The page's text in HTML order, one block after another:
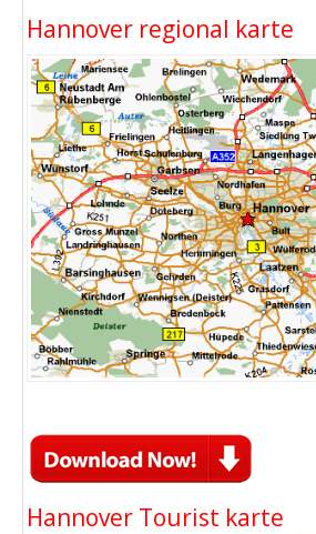
Hannover regional karte
Hannover Tourist karte